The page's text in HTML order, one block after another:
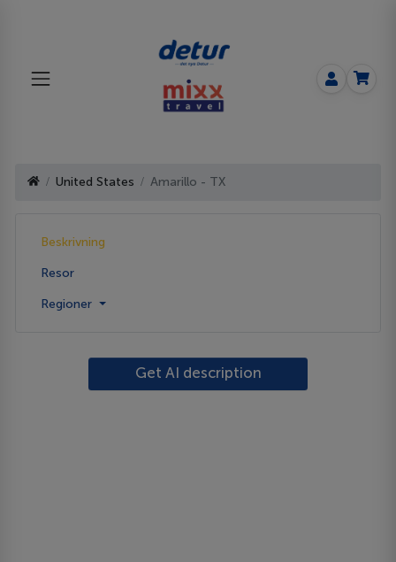
United States Amarillo - TX
Beskrivning
Resor
Regioner
Get AI description